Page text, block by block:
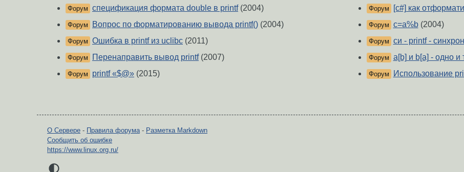
Форум спецификация формата double в printf(2004)
Форум Вопрос по форматированию вывода printf() (2004)
Форум Ошибка в printf из uclibc (2011)
Форум Перенаправить вывод printf(2007)
Форум printf «$@» (2015)
Форум [c#] как
Форум c=a%b(2004)
Форум си - printf -
Форум a[b] и b[a] - одно и
Форум Использование
О Сервере - Правила форума- Разметка Markdown
Сообщить об ошибке
https://www.linux.org.ru/